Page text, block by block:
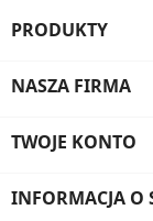
PRODUKTY
NASZA FIRMA
TWOJE KONTO
INFORMACJA O